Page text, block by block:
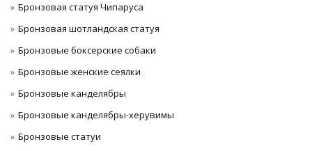
Бронзовая статуя Чипаруса
Бронзовая шотландская статуя
Бронзовые боксерские собаки
Бронзовые женские сеялки
Бронзовые канделябры
Бронзовые канделябры-херувимы
Бронзовые статуи